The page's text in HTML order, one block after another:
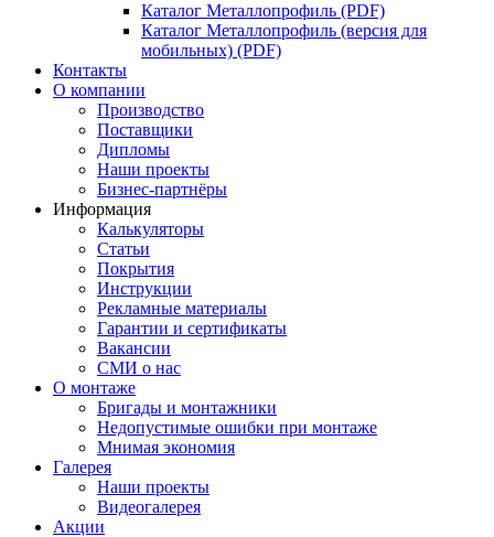
Каталог Металлопрофиль (PDF)
Каталог Металлопрофиль (версия для
мобильных) (PDF)
Контакты
О компании
Производство
Поставщики
Дипломы
Наши проекты
Бизнес-партнёры
Информация
Калькуляторы
Статьи
Покрытия
Инструкции
Рекламные материалы
Гарантии и сертификаты
Вакансии
СМИ о нас
О монтаже
Бригады и монтажники
Недопустимые ошибки при монтаже
Мнимая экономия
Галерея
Наши проекты
Видеогалерея
Акции